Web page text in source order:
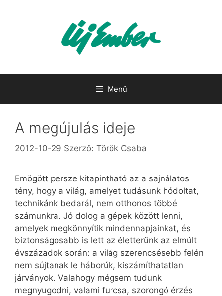
Menü
A megújulás ideje
2012-10-29 Szerző: Török Csaba
Emögött persze kitapintható az a sajnálatos
tény, hogy a világ, amelyet tudásunk hódoltat,
technikánk bedarál, nem otthonos többé
számunkra. Jó dolog a gépek között lenni,
amelyek megkönnyítik mindennapjainkat, és
biztonságosabb is lett az életterünk az elmúlt
évszázadok során: a világ szerencsésebb felén
nem sújtanak le háborúk, kiszámíthatatlan
járványok. Valahogy mégsem tudunk
megnyugodni, valami furcsa, szorongó érzés